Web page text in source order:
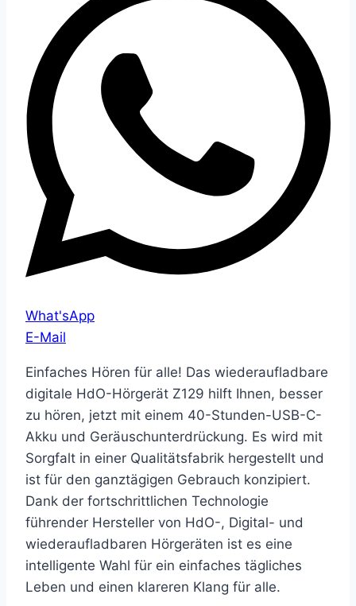
What'sApp
E-Mail
Einfaches Hören für alle! Das wiederaufladbare
digitale HdO-Hörgerät Z129 hilft Ihnen, besser
zu hören, jetzt mit einem 40-Stunden-USB-C-
Akku und Geräuschunterdrückung. Es wird mit
Sorgfalt in einer Qualitätsfabrik hergestellt und
ist für den ganztägigen Gebrauch konzipiert.
Dank der fortschrittlichen Technologie
führender Hersteller von HdO-, Digital- und
wiederaufladbaren Hörgeräten ist es eine
intelligente Wahl für ein einfaches tägliches
Leben und einen klareren Klang für alle.